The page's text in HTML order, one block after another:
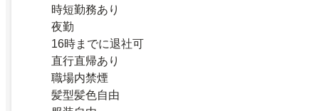
時短勤務あり
夜勤
16時までに退社可
直行直帰あり
職場内禁煙
髪型髪色自由